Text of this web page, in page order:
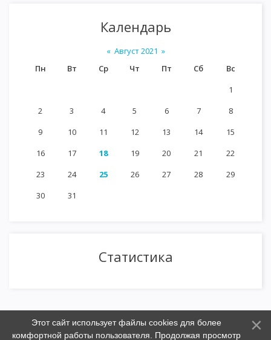
Календарь
« Август 2021 »
Пн
Вт Ср Чт Пт Сб
Вс
1
2
3 4 5 6 7
8
9
10 11 12 13 14
15
16
17 18 19 20 21
22
23
24 25 26 27 28
29
30
31
Статистика
Этот сайт использует файлы cookies для более
комфортной работы пользователя. Продолжая просмотр